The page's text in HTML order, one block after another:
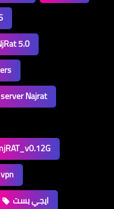
5.0
Najrat
njRAT_v0.12G
vpn
ايجي بست